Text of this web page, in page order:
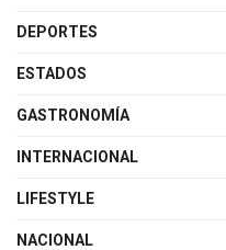
DEPORTES
ESTADOS
GASTRONOMÍA
INTERNACIONAL
LIFESTYLE
NACIONAL